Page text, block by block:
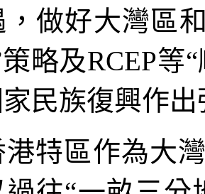
做好大灣區
略及RCEP等
民族復興作
特區作為大